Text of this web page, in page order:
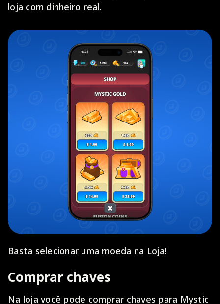
loja com dinheiro real.
Basta selecionar uma moeda na Loja!
Comprar chaves
Na loja você pode comprar chaves para Mystic